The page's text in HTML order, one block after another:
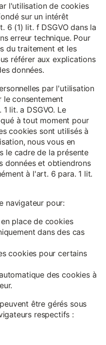
l'utilisation de cookies
sur un intérêt
6 (1) lit. f DSGVO dans la
erreur technique. Pour
du traitement et les
référer aux explications
données.
par l'utilisation
le consentement
lit. a DSGVO. Le
à tout moment pour
cookies sont utilisés à
nous vous en
le cadre de la présente
données et obtiendrons
à l'art. 6 para. 1 lit.
navigateur pour:
place de cookies
dans des cas
cookies pour certains
des cookies à
être gérés sous
respectifs :